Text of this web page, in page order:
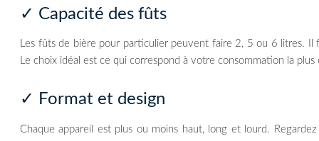
✓ Capacité des fûts
Les fûts de bière pour particulier peuvent faire 2, 5 ou 6 litres.
Le choix idéal est ce qui correspond à votre consommation la plus
✓ Format et design
Chaque appareil est plus ou moins haut, long et lourd.